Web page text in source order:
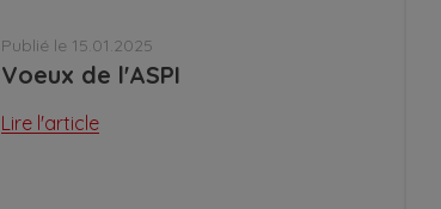
Publié le 15.01.2025
Voeux de l'ASPI
Lire l'article